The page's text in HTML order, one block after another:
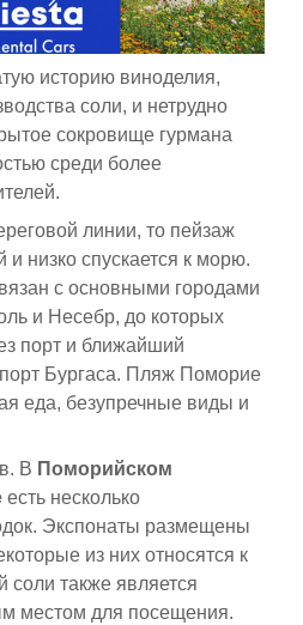
историю виноделия,
соли, и нетрудно
сокровище гурмана
среди более
линии, то пейзаж
низко спускается к морю.
с основными городами
и Несебр, до которых
порт и ближайший
Бургаса. Пляж Поморие
еда, безупречные виды и
В Поморийском
есть несколько
Экспонаты размещены
из них относятся к
соли также является
местом для посещения.